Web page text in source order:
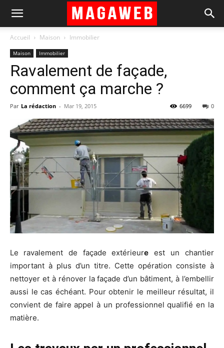
Accueil Maison Immobilier
Maison Immobilier
Ravalement de façade,
comment ça marche ?
Par La rédaction - Mar 19, 2015 0
6699
Le ravalement de façade extérieure est un chantier
important à plus d’un titre. Cette opération consiste à
nettoyer et à rénover la façade d’un bâtiment, à l’embellir
aussi le cas échéant. Pour obtenir le meilleur résultat, il
convient de faire appel à un professionnel qualifié en la
matière.